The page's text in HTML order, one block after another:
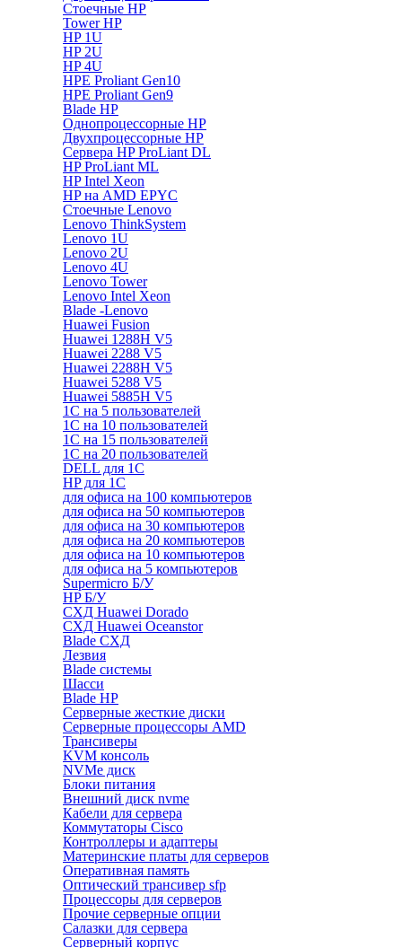
Стоечные HP
Tower HP
HP 1U
HP 2U
HP 4U
HPE Proliant Gen10
HPE Proliant Gen9
Blade HP
Однопроцессорные HP
Двухпроцессорные HP
Сервера HP ProLiant DL
HP ProLiant ML
HP Intel Xeon
HP на AMD EPYC
Стоечные Lenovo
Lenovo ThinkSystem
Lenovo 1U
Lenovo 2U
Lenovo 4U
Lenovo Tower
Lenovo Intel Xeon
Blade -Lenovo
Huawei Fusion
Huawei 1288H V5
Huawei 2288 V5
Huawei 2288H V5
Huawei 5288 V5
Huawei 5885H V5
1С на 5 пользователей
1С на 10 пользователей
1С на 15 пользователей
1С на 20 пользователей
DELL для 1С
HP для 1С
для офиса на 100 компьютеров
для офиса на 50 компьютеров
для офиса на 30 компьютеров
для офиса на 20 компьютеров
для офиса на 10 компьютеров
для офиса на 5 компьютеров
Supermicro Б/У
HP Б/У
СХД Huawei Dorado
СХД Huawei Oceanstor
Blade СХД
Лезвия
Blade системы
Шасси
Blade HP
Серверные жесткие диски
Серверные процессоры AMD
Трансиверы
KVM консоль
NVMe диск
Блоки питания
Внешний диск nvme
Кабели для сервера
Коммутаторы Cisco
Контроллеры и адаптеры
Материнские платы для серверов
Оперативная память
Оптический трансивер sfp
Процессоры для серверов
Прочие серверные опции
Салазки для сервера
Серверный корпус